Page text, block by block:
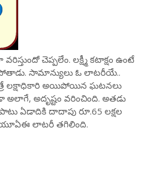
చెప్పలేం. లక్ష్మీ కటాక్షం ఉంటే
సామాన్యులు ఓ లాటరీయే..
లక్షాధికారి అయిపోయిన ఘటనలు
అదృష్టం వరించింది. అతడు
ఏడాదికి దాదాపు రూ.65 లక్షల
యూఏఈ లాటరీ తగిలింది.